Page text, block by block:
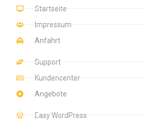
Startseite
Impressum
Anfahrt
Support
Kundencenter
Angebote
Easy WordPress